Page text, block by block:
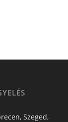
Szeged,